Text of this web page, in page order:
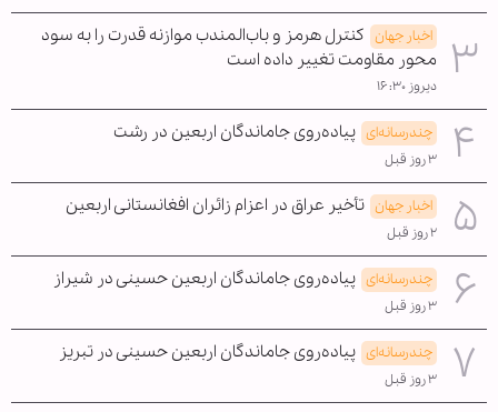
اخبار جهان کنترل هرمز و باب‌المندب موازنه قدرت را به سود
محور مقاومت تغییر داده است
دیروز ۱۶:۳۰
چندرسانه‌ای پیاده‌روی جاماندگان اربعین در رشت
۳ روز قبل
اخبار جهان تأخیر عراق در اعزام زائران افغانستانی اربعین
۲ روز قبل
چندرسانه‌ای پیاده‌روی جاماندگان اربعین حسینی در شیراز
۳ روز قبل
چندرسانه‌ای پیاده‌روی جاماندگان اربعین حسینی در تبریز
۳ روز قبل